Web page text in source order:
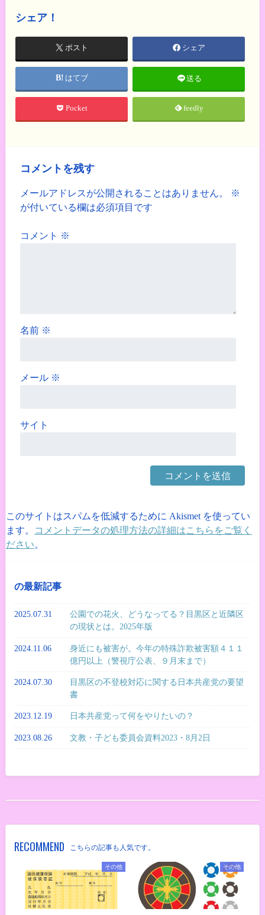
シェア！
ポスト シェア
はてブ 送る
Pocket feedly
コメントを残す
メールアドレスが公開されることはありません。
※
が付いている欄は必須項目です
コメント ※
名前 ※
メール ※
サイト
このサイトはスパムを低減するために Akismet を使ってい
ます。
コメントデータの処理方法の詳細はこちらをご覧く
ださい。
の最新記事
2025.07.31
公園での花火、どうなってる？目黒区と近隣区
の現状とは。2025年版
2024.11.06
身近にも被害が。今年の特殊詐欺被害額４１１
億円以上（警視庁公表、９月末まで）
2024.07.30
目黒区の不登校対応に関する日本共産党の要望
書
2023.12.19 日本共産党って何をやりたいの？
2023.08.26 文教・子ども委員会資料2023・8月2日
RECOMMEND こちらの記事も人気です。
その他 その他